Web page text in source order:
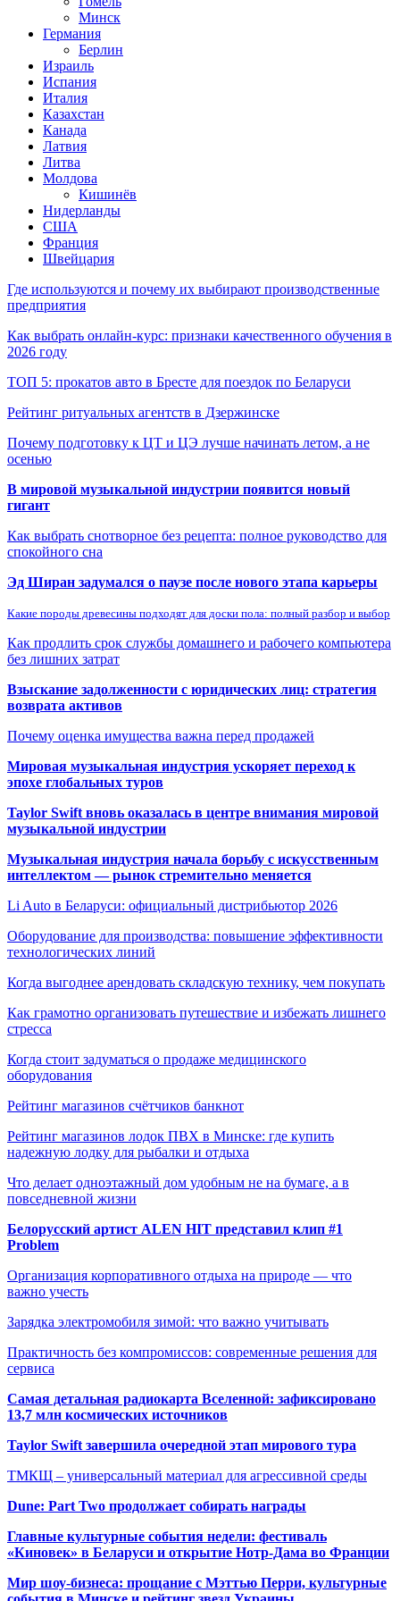
Минск
Германия
Берлин
Израиль
Испания
Италия
Казахстан
Канада
Латвия
Литва
Молдова
Кишинёв
Нидерланды
США
Франция
Швейцария
Где используются и почему их выбирают производственные
предприятия
Как выбрать онлайн-курс: признаки качественного обучения в
2026 году
ТОП 5: прокатов авто в Бресте для поездок по Беларуси
Рейтинг ритуальных агентств в Дзержинске
Почему подготовку к ЦТ и ЦЭ лучше начинать летом, а не
осенью
В мировой музыкальной индустрии появится новый
гигант
Как выбрать снотворное без рецепта: полное руководство для
спокойного сна
Эд Ширан задумался о паузе после нового этапа карьеры
Какие породы древесины подходят для доски пола: полный разбор и выбор
Как продлить срок службы домашнего и рабочего компьютера
без лишних затрат
Взыскание задолженности с юридических лиц: стратегия
возврата активов
Почему оценка имущества важна перед продажей
Мировая музыкальная индустрия ускоряет переход к
эпохе глобальных туров
Taylor Swift вновь оказалась в центре внимания мировой
музыкальной индустрии
Музыкальная индустрия начала борьбу с искусственным
интеллектом — рынок стремительно меняется
Li Auto в Беларуси: официальный дистрибьютор 2026
Оборудование для производства: повышение эффективности
технологических линий
Когда выгоднее арендовать складскую технику, чем покупать
Как грамотно организовать путешествие и избежать лишнего
стресса
Когда стоит задуматься о продаже медицинского
оборудования
Рейтинг магазинов счётчиков банкнот
Рейтинг магазинов лодок ПВХ в Минске: где купить
надежную лодку для рыбалки и отдыха
Что делает одноэтажный дом удобным не на бумаге, а в
повседневной жизни
Белорусский артист ALEN HIT представил клип #1
Problem
Организация корпоративного отдыха на природе — что
важно учесть
Зарядка электромобиля зимой: что важно учитывать
Практичность без компромиссов: современные решения для
сервиса
Самая детальная радиокарта Вселенной: зафиксировано
13,7 млн космических источников
Taylor Swift завершила очередной этап мирового тура
ТМКЩ – универсальный материал для агрессивной среды
Dune: Part Two продолжает собирать награды
Главные культурные события недели: фестиваль
«Киновек» в Беларуси и открытие Нотр-Дама во Франции
Мир шоу-бизнеса: прощание с Мэттью Перри, культурные